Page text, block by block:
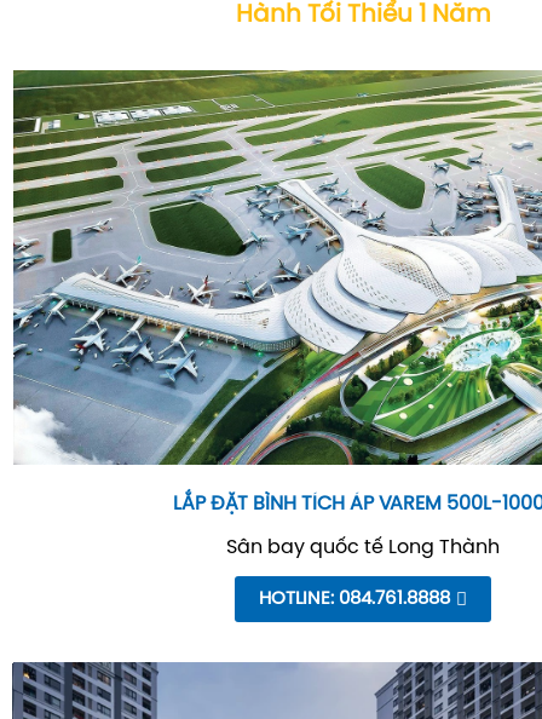
Hành Tối Thiểu 1 Năm
LẮP ĐẶT BÌNH TÍCH ÁP VAREM 500L-
Sân bay quốc tế Long Thành
HOTLINE: 084.761.8888